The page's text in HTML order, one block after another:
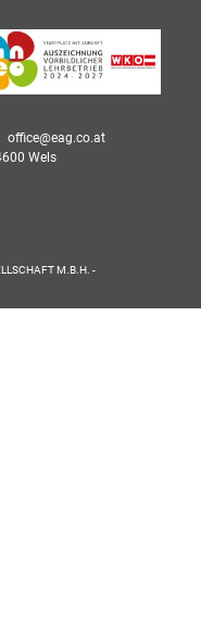
office@eag.co.at
Wels
M.B.H. -